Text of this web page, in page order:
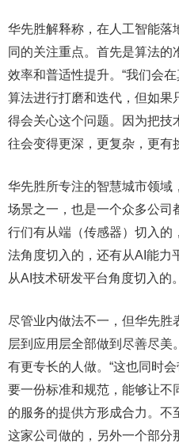
华先胜解释称，在人工智能落
同的关注重点。首先是算法
效率和普适性提升。“我们会
算法进行打磨和迭代，但如果
得会关心这个问题。因为把技
往会变得更深，更复杂，更有
华先胜所专注的智慧城市领域
场景之一，也是一个众多公司
行们有从端（传感器）切入的
法角度切入的，还有从AI能力
从AI技术研发平台角度切入的
尽管业内做法不一，但华先胜
层到应用层全部做到尽善尽
有更专长的人做。“这也同时
要一份标准和规范，能够让不
的服务的提供方形成合力。不
这家公司做的，另外一个部分